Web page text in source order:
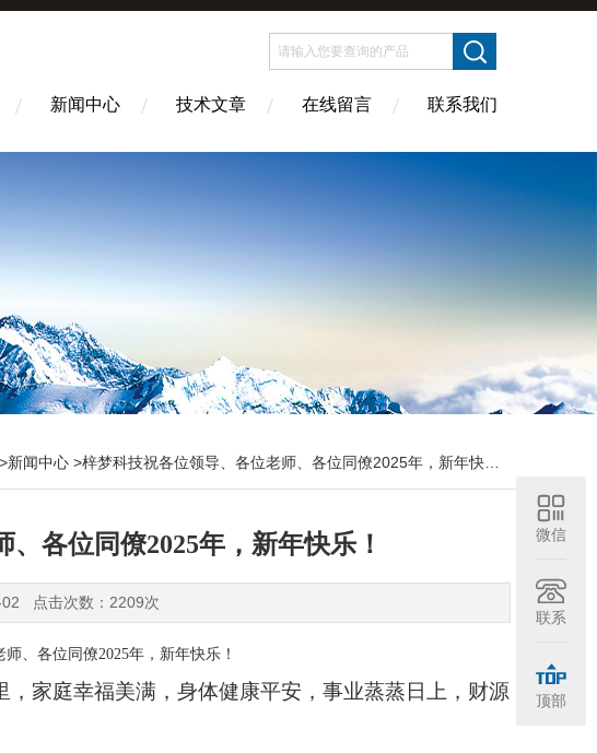
新闻中心 技术文章 在线留言 联系我们
>新闻中心 >梓梦科技祝各位领导、各位老师、各位同僚2025年，新年快乐！
各位同僚2025年，新年快乐！
点击次数：2209次
家庭幸福美满，身体健康平安，事业蒸蒸日上，财源
微信
联系
顶部